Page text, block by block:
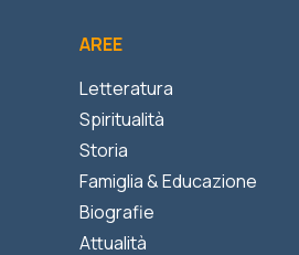
AREE
Letteratura
Spiritualità
Storia
Famiglia & Educazione
Biografie
Attualità